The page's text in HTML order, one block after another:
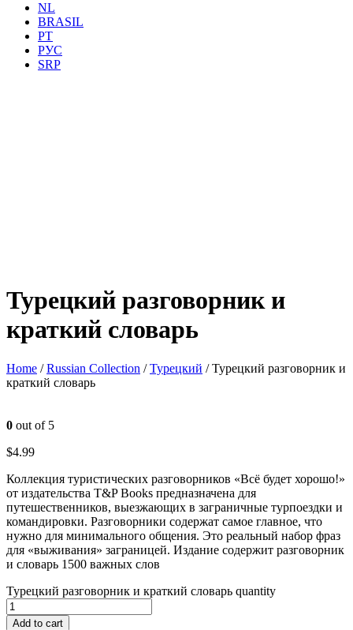
NL
BRASIL
PT
РУС
SRP
Турецкий разговорник и
краткий словарь
Home /Russian Collection /Турецкий / Турецкий разговорник и
краткий словарь
0 out of 5
$4.99
Коллекция туристических разговорников «Всё будет хорошо!»
от издательства T&P Books предназначена для
путешественников, выезжающих в заграничные турпоездки и
командировки. Разговорники содержат самое главное, что
нужно для минимального общения. Это реальный набор фраз
для «выживания» заграницей. Издание содержит разговорник
и словарь 1500 важных слов
Турецкий разговорник и краткий словарь quantity
Add to cart